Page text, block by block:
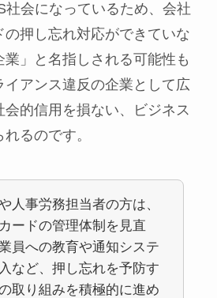
社会になっているため、会社
の押し忘れ対応ができていな
」と名指しされる可能性も
イアンス違反の企業として広
会的信用を損ない、ビジネス
るのです。
人事労務担当者の方は、
ードの管理体制を見直
員への教育や通知システ
など、押し忘れを予防す
取り組みを積極的に進め